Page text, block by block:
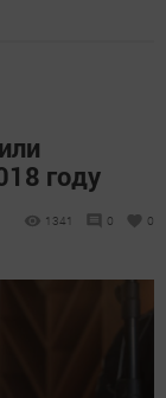
году
1341 0 0